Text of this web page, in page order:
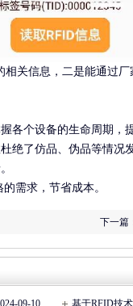
关信息，二是能通过
各个设备的生命周期，
绝了仿品、伪品等情况发
需求，节省成本。
下一篇
09-10
基于RFID技